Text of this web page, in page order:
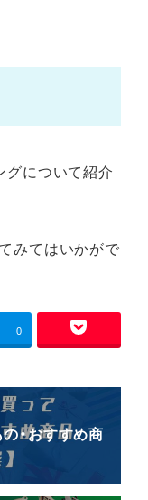
グについて紹介
みてはいかがで
0
・おすすめ商